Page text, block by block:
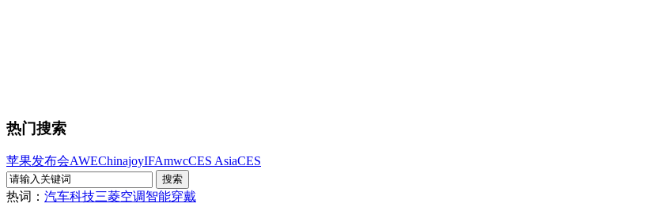
热门搜索
苹果发布会AWEChinajoyIFAmwcCES AsiaCES
热词： 汽车科技三菱空调智能穿戴